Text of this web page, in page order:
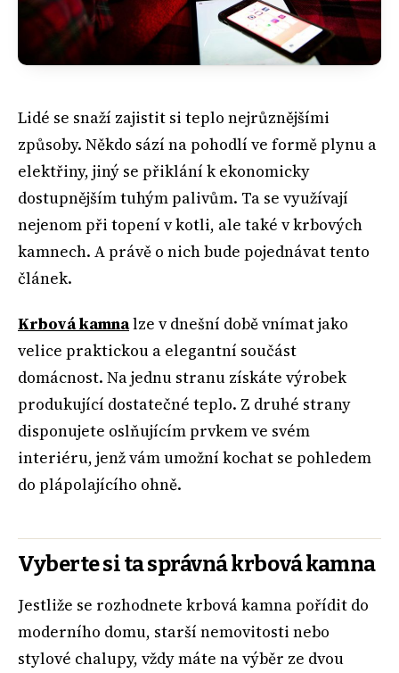
Lidé se snaží zajistit si teplo nejrůznějšími
způsoby. Někdo sází na pohodlí ve formě plynu a
elektřiny, jiný se přiklání k ekonomicky
dostupnějším tuhým palivům. Ta se využívají
nejenom při topení v kotli, ale také v krbových
kamnech. A právě o nich bude pojednávat tento
článek.
Krbová kamnalze v dnešní době vnímat jako
velice praktickou a elegantní součást
domácnost. Na jednu stranu získáte výrobek
produkující dostatečné teplo. Z druhé strany
disponujete oslňujícím prvkem ve svém
interiéru, jenž vám umožní kochat se pohledem
do plápolajícího ohně.
Vyberte si ta správná krbová kamna
Jestliže se rozhodnete krbová kamna pořídit do
moderního domu, starší nemovitosti nebo
stylové chalupy, vždy máte na výběr ze dvou